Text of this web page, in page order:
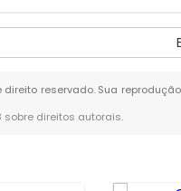
direito reservado. Sua
sobre direitos autorais.